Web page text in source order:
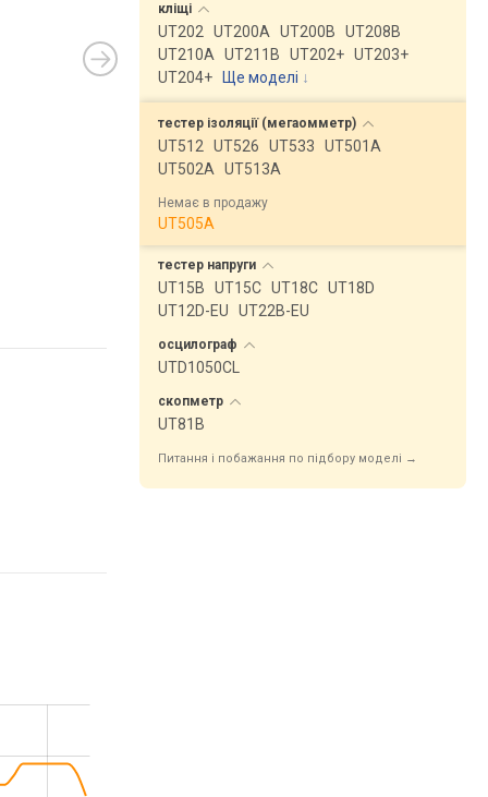
кліщі
UT202 UT200A UT200B
UT208B
UT210A
UT211B UT202+ UT203+
UT204+
Ще моделі ↓
тестер ізоляції (мегаомметр)
UT512 UT526 UT533
UT501A
UT502A
UT513A
Немає в продажу
UT505A
тестер напруги
UT15B UT15C UT18C UT18D
UT12D-EU
UT22B-EU
осцилограф
UTD1050CL
скопметр
UT81B
Питання і побажання по підбору моделі →